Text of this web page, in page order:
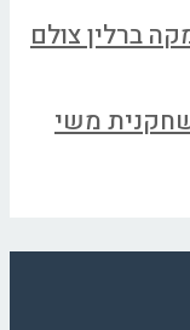
למקה ברלין צולם
משי